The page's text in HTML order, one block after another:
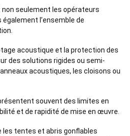
seulement les opérateurs
l’ensemble de
acoustique et la protection des
des solutions rigides ou semi-
acoustiques, les cloisons ou
souvent des limites en
et de rapidité de mise en œuvre.
les tentes et abris gonflables